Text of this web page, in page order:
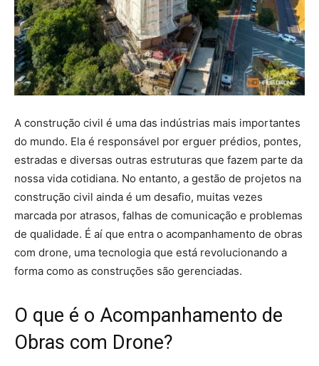
A construção civil é uma das indústrias mais importantes
do mundo. Ela é responsável por erguer prédios, pontes,
estradas e diversas outras estruturas que fazem parte da
nossa vida cotidiana. No entanto, a gestão de projetos na
construção civil ainda é um desafio, muitas vezes
marcada por atrasos, falhas de comunicação e problemas
de qualidade. É aí que entra o acompanhamento de obras
com drone, uma tecnologia que está revolucionando a
forma como as construções são gerenciadas.
O que é o Acompanhamento de
Obras com Drone?